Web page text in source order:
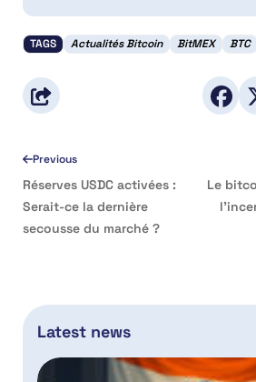
TAGS Actualités Bitcoin BitMEX BTC
Previous
Réserves USDC activées :
Serait-ce la dernière
secousse du marché ?
Le
Latest news